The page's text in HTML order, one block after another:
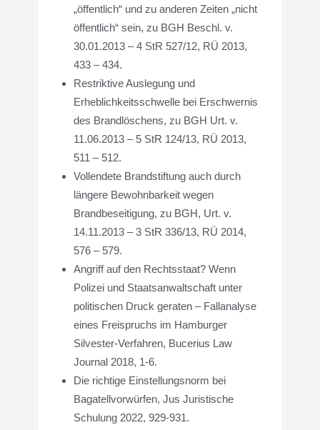
„öffentlich“ und zu anderen Zeiten „nicht
öffentlich“ sein, zu BGH Beschl. v.
30.01.2013 – 4 StR 527/12, RÜ 2013,
433 – 434.
Restriktive Auslegung und
Erheblichkeitsschwelle bei Erschwernis
des Brandlöschens, zu BGH Urt. v.
11.06.2013 – 5 StR 124/13, RÜ 2013,
511 – 512.
Vollendete Brandstiftung auch durch
längere Bewohnbarkeit wegen
Brandbeseitigung, zu BGH, Urt. v.
14.11.2013 – 3 StR 336/13, RÜ 2014,
576 – 579.
Angriff auf den Rechtsstaat? Wenn
Polizei und Staatsanwaltschaft unter
politischen Druck geraten – Fallanalyse
eines Freispruchs im Hamburger
Silvester-Verfahren, Bucerius Law
Journal 2018, 1-6.
Die richtige Einstellungsnorm bei
Bagatellvorwürfen, Jus Juristische
Schulung 2022, 929-931.